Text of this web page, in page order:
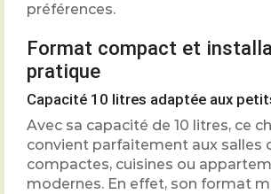
préférences.
Format compact et
pratique
Capacité 10 litres adaptée aux
Avec sa capacité de 10 litres, ce
convient parfaitement aux salles
compactes, cuisines ou
modernes. En effet, son format